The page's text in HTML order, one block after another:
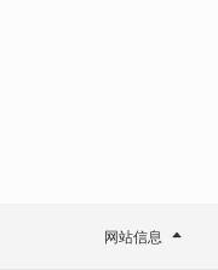
网站信息